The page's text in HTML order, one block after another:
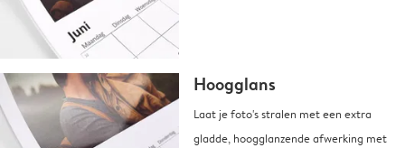
Hoogglans
Laat je foto's stralen met een extra
gladde, hoogglanzende afwerking met